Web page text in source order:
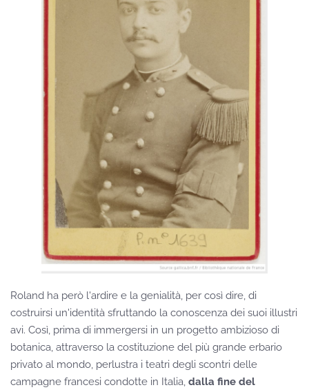
Roland ha però l'ardire e la genialità, per così dire, di
costruirsi un'identità sfruttando la conoscenza dei suoi illustri
avi. Così, prima di immergersi in un progetto ambizioso di
botanica, attraverso la costituzione del più grande erbario
privato al mondo, perlustra i teatri degli scontri delle
campagne francesi condotte in Italia, dalla fine del